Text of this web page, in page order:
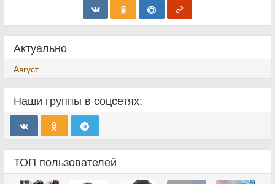
Актуально
Август
Наши группы в соцсетях:
ТОП пользователей